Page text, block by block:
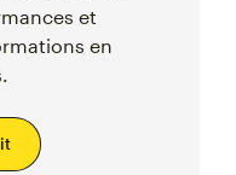
et
en